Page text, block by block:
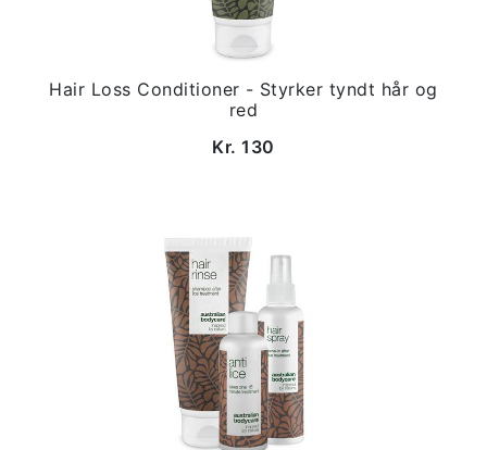
Hair Loss Conditioner - Styrker tyndt hår og
red
Kr. 130